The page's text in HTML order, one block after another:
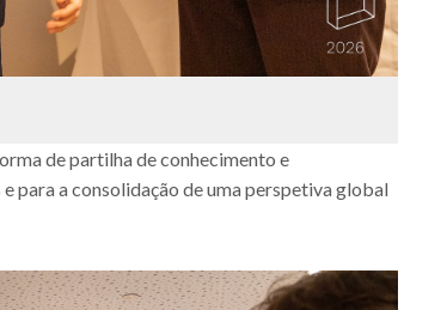
de partilha de conhecimento e
para a consolidação de uma perspetiva global